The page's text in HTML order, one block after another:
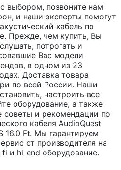
выбором, позвоните нам
и наши эксперты помогут
кабель по
Прежде, чем купить, Вы
потрогать и
Вас модели
в одном из 23
Доставка товара
по всей России. Наши
настроить все
оборудование, а также
советы и рекомендации по
кабеля AudioQuest
16.0 Ft. Мы гарантируем
от производителя на
и hi-end оборудование.